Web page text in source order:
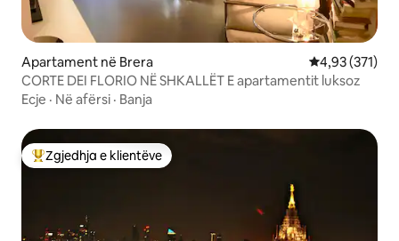
Apartament në Brera Vlerësimi
4,93 (371)
CORTE DEI FLORIO NË SHKALLËT E apartamentit luksoz
Ecje · Në afërsi · Banja
Më të mirat e zgjedhjeve të klientëve
Zgjedhja e klientëve